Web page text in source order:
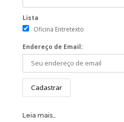
Lista
Oficina Entretexto
Endereço de Email:
Leia mais…